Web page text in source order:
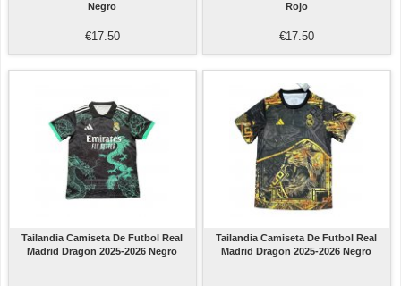
Negro
€17.50
Rojo
€17.50
Tailandia Camiseta De Futbol Real
Madrid Dragon 2025-2026 Negro
Tailandia Camiseta De Futbol Real
Madrid Dragon 2025-2026 Negro